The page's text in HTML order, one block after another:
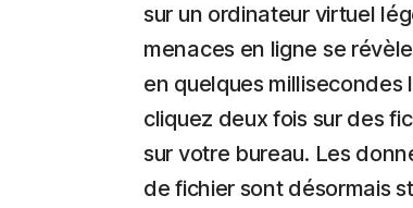
sur un ordinateur virtuel
menaces en ligne se
en quelques millisecondes
cliquez deux fois sur des
sur votre bureau. Les
de fichier sont désormais